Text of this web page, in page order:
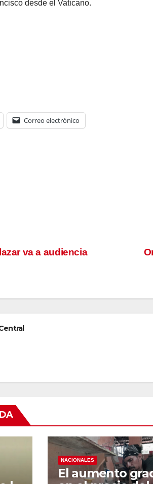
desde el Vaticano.
Correo electrónico
va a audiencia
NACIONALES
El aumento